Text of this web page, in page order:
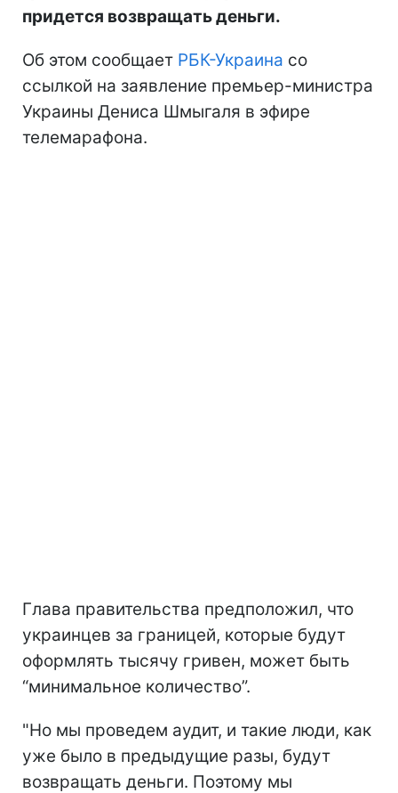
придется возвращать деньги.
Об этом сообщает РБК-Украина со
ссылкой на заявление премьер-министра
Украины Дениса Шмыгаля в эфире
телемарафона.
Глава правительства предположил, что
украинцев за границей, которые будут
оформлять тысячу гривен, может быть
“минимальное количество”.
"Но мы проведем аудит, и такие люди, как
уже было в предыдущие разы, будут
возвращать деньги. Поэтому мы